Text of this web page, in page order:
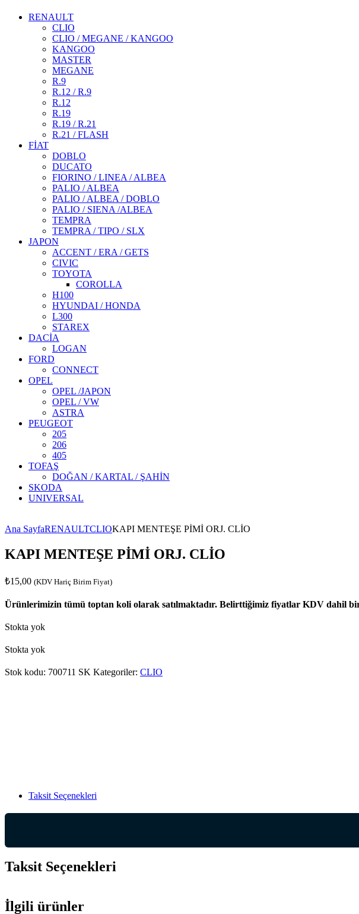
RENAULT
CLIO
CLIO / MEGANE / KANGOO
KANGOO
MASTER
MEGANE
R.9
R.12 / R.9
R.12
R.19
R.19 / R.21
R.21 / FLASH
FİAT
DOBLO
DUCATO
FIORINO / LINEA / ALBEA
PALIO / ALBEA
PALIO / ALBEA / DOBLO
PALIO / SIENA /ALBEA
TEMPRA
TEMPRA / TIPO / SLX
JAPON
ACCENT / ERA / GETS
CIVIC
TOYOTA
COROLLA
H100
HYUNDAI / HONDA
L300
STAREX
DACİA
LOGAN
FORD
CONNECT
OPEL
OPEL /JAPON
OPEL / VW
ASTRA
PEUGEOT
205
206
405
TOFAŞ
DOĞAN / KARTAL / ŞAHİN
SKODA
UNIVERSAL
Ana SayfaRENAULTCLIOKAPI MENTEŞE PİMİ ORJ. CLİO
KAPI MENTEŞE PİMİ ORJ. CLİO
₺15,00 (KDV Hariç Birim Fiyat)
Ürünlerimizin tümü toptan koli olarak satılmaktadır. Belirttiğimiz fiyatlar KDV dahil
Stokta yok
Stokta yok
Stok kodu: 700711 SK Kategoriler: CLIO
Taksit Seçenekleri
Taksit Seçenekleri
İlgili ürünler